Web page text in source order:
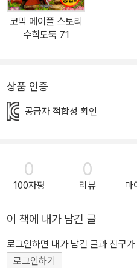
코믹 메이플 스토리
수학도둑 71
상품 인증
공급자 적합성 확인
0
100자평
0
리뷰 마
이 책에 내가 남긴 글
로그인하면 내가 남긴 글과 친구
로그인하기